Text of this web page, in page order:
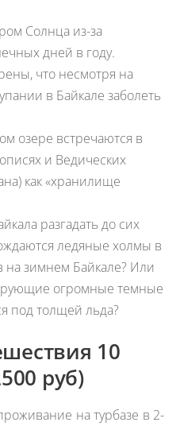
Солнца из-за
дней в году.
что несмотря на
в Байкале заболеть
озере встречаются в
и Ведических
как «хранилище
разгадать до сих
ледяные холмы в
на зимнем Байкале? Или
огромные темные
под толщей льда?
10
руб)
на турбазе в 2-